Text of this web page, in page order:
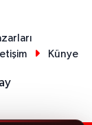
Künye